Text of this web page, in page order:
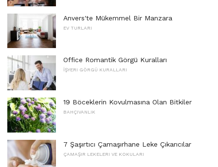
Anvers'te Mükemmel Bir Manzara
EV TURLARI
Office Romantik Görgü Kuralları
İŞYERI GÖRGÜ KURALLARI
19 Böceklerin Kovulmasına Olan Bitkiler
BAHÇIVANLIK
7 Şaşırtıcı Çamaşırhane Leke Çıkarıcılar
ÇAMAŞIR LEKELERI VE KOKULARI